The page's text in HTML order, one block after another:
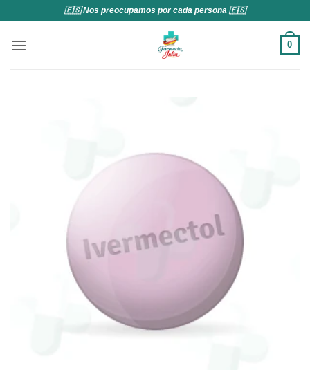
contenido
🇪🇸 Nos preocupamos por cada persona 🇪🇸
0